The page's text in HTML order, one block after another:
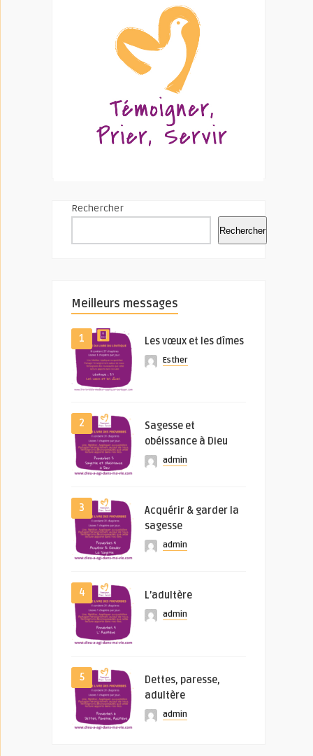
Rechercher
Rechercher
Meilleurs messages
1 Les vœux et les dîmes
Esther
2
Sagesse et
obéissance à Dieu
admin
3
Acquérir & garder la
sagesse
admin
4 L’adultère
admin
5
Dettes, paresse,
adultère
admin